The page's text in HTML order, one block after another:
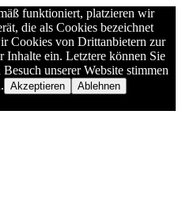
funktioniert, platzieren wir
die als Cookies bezeichnet
Cookies von Drittanbietern zur
Inhalte ein. Letztere können Sie
unserer Website stimmen
Akzeptieren
Ablehnen